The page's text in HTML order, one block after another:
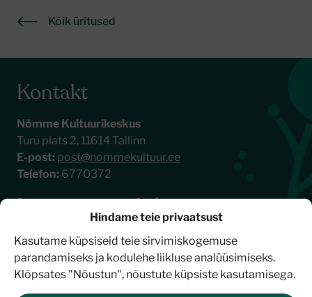
Hindame teie privaatsust
Kasutame küpsiseid teie sirvimiskogemuse
parandamiseks ja kodulehe liikluse analüüsimiseks.
Klõpsates "Nõustun", nõustute küpsiste kasutamisega.
Kõik üritused
Kontakt
Nõmme Kultuurikeskus
Turu plats 2, 11614 Tallinn
E-post: post@nommekultuur.ee
Telefon: 6770372
Liitu meie uudiskirjaga